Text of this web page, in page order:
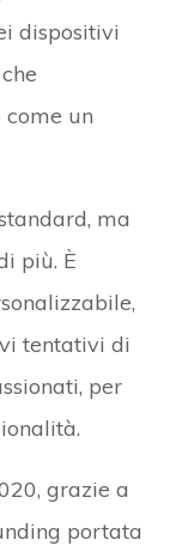
dispositivi
un
ma
più. È
tentativi di
per
grazie a
portata